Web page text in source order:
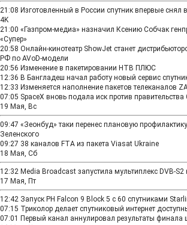
21:08 Изготовленный в России спутник впервые
4K
21:00 «Газпром-медиа» назначил Ксению Собчак
«Супер»
20:58 Онлайн-кинотеатр ShowJet станет
РФ по AVoD-модели
20:56 Изменение в пакетировании НТВ ПЛЮС
12:36 В Бангладеш начал работу новый сервис
12:33 Изменяется наполнение пакетов телеканалов
07:05 SpaceX вновь подала иск против
19 Мая, Вс
09:47 «Зеонбуд» таки перенес плановую
Зеленского
09:27 38 каналов FTA из пакета Viasat Ukraine
18 Мая, Сб
12:32 Media Broadcast запустила мультиплекс DVB-S2
17 Мая, Пт
12:42 Запуск РН Falcon 9 Block 5 с 60 спутниками
07:15 Триколор делает спутниковый интернет
07:01 Первый канал аннулировал результаты финала